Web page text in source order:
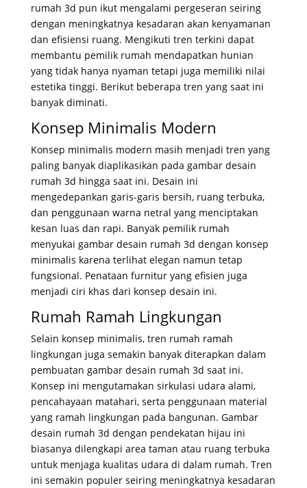
rumah 3d pun ikut mengalami pergeseran seiring
dengan meningkatnya kesadaran akan kenyamanan
dan efisiensi ruang. Mengikuti tren terkini dapat
membantu pemilik rumah mendapatkan hunian
yang tidak hanya nyaman tetapi juga memiliki nilai
estetika tinggi. Berikut beberapa tren yang saat ini
banyak diminati.
Konsep Minimalis Modern
Konsep minimalis modern masih menjadi tren yang
paling banyak diaplikasikan pada gambar desain
rumah 3d hingga saat ini. Desain ini
mengedepankan garis-garis bersih, ruang terbuka,
dan penggunaan warna netral yang menciptakan
kesan luas dan rapi. Banyak pemilik rumah
menyukai gambar desain rumah 3d dengan konsep
minimalis karena terlihat elegan namun tetap
fungsional. Penataan furnitur yang efisien juga
menjadi ciri khas dari konsep desain ini.
Rumah Ramah Lingkungan
Selain konsep minimalis, tren rumah ramah
lingkungan juga semakin banyak diterapkan dalam
pembuatan gambar desain rumah 3d saat ini.
Konsep ini mengutamakan sirkulasi udara alami,
pencahayaan matahari, serta penggunaan material
yang ramah lingkungan pada bangunan. Gambar
desain rumah 3d dengan pendekatan hijau ini
biasanya dilengkapi area taman atau ruang terbuka
untuk menjaga kualitas udara di dalam rumah. Tren
ini semakin populer seiring meningkatnya kesadaran